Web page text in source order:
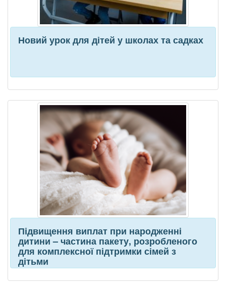
Новий урок для дітей у школах та садках
Підвищення виплат при народженні
дитини – частина пакету, розробленого
для комплексної підтримки сімей з
дітьми